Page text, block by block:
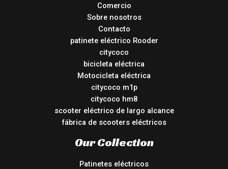
Comercio
Sobre nosotros
Contacto
patinete eléctrico Rooder
citycoco
bicicleta eléctrica
Motocicleta eléctrica
citycoco m1p
citycoco hm8
scooter eléctrico de largo alcance
fábrica de scooters eléctricos
Our Collection
Patinetes eléctricos